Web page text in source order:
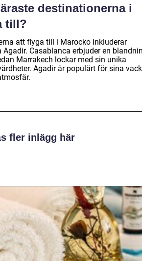
destinationerna i
till?
att flyga till i Marocko inkluderar
Casablanca erbjuder en
Marrakech lockar med sin unika
Agadir är populärt för sina
fler inlägg här